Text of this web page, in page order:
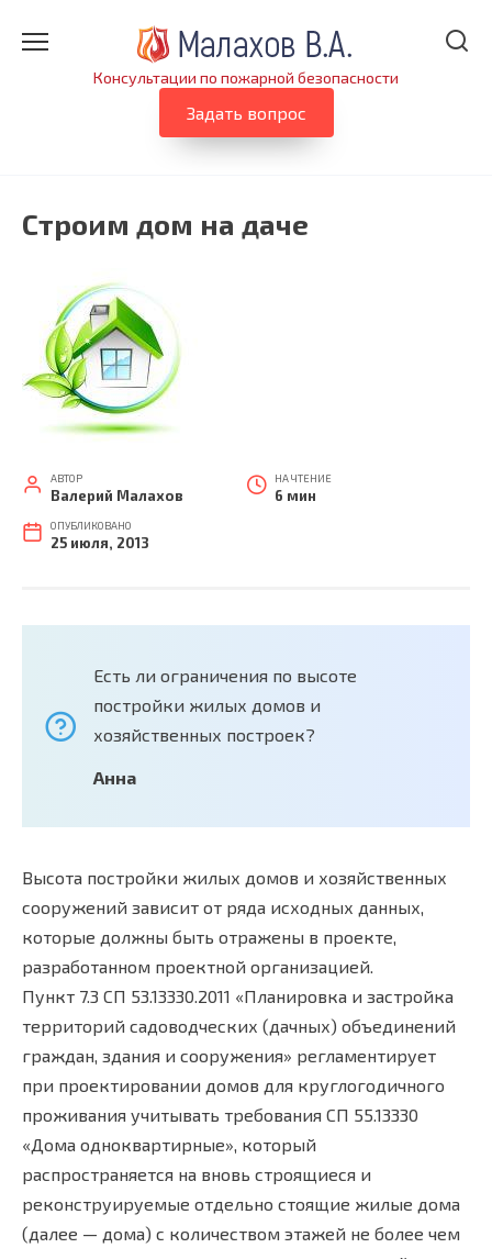
Консультации по пожарной безопасности
Задать вопрос
Строим дом на даче
АВТОР
Валерий Малахов
НА ЧТЕНИЕ
6 мин
ОПУБЛИКОВАНО
25 июля, 2013
Есть ли ограничения по высоте
постройки жилых домов и
хозяйственных построек?
Анна
Высота постройки жилых домов и хозяйственных
сооружений зависит от ряда исходных данных,
которые должны быть отражены в проекте,
разработанном проектной организацией.
Пункт 7.3 СП 53.13330.2011 «Планировка и застройка
территорий садоводческих (дачных) объединений
граждан, здания и сооружения» регламентирует
при проектировании домов для круглогодичного
проживания учитывать требования СП 55.13330
«Дома одноквартирные», который
распространяется на вновь строящиеся и
реконструируемые отдельно стоящие жилые дома
(далее — дома) с количеством этажей не более чем